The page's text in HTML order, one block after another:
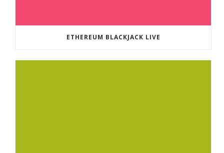
ETHEREUM BLACKJACK LIVE